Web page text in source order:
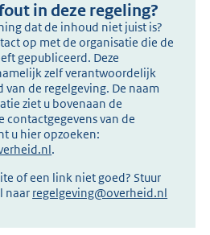
in deze regeling?
dat de inhoud niet juist is?
op met de organisatie die de
gepubliceerd. Deze
zelf verantwoordelijk
de regelgeving. De naam
ziet u bovenaan de
contactgegevens van de
u hier opzoeken:
.
of een link niet goed? Stuur
naar regelgeving@overheid.nl